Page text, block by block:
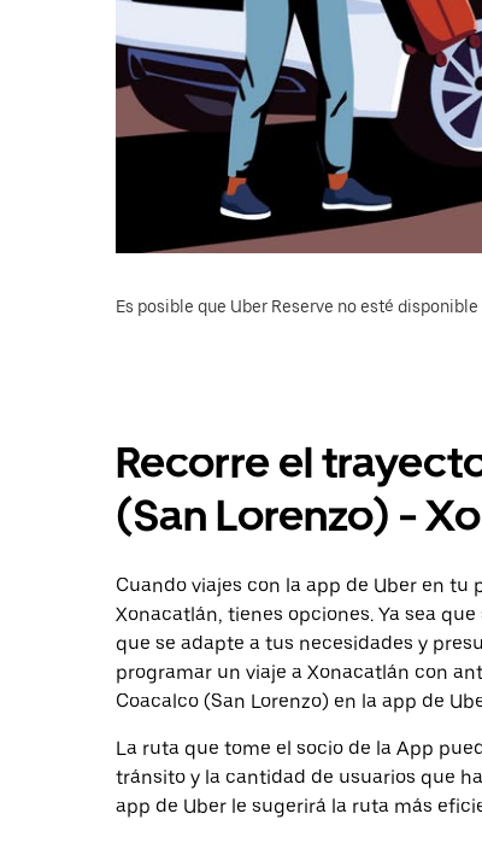
Es posible que Uber Reserve no esté
Recorre el
(San Lorenzo) -
Cuando viajes con la app de Uber en tu
Xonacatlán, tienes opciones. Ya sea
que se adapte a tus necesidades y
programar un viaje a Xonacatlán con
Coacalco (San Lorenzo) en la app de
La ruta que tome el socio de la App
tránsito y la cantidad de usuarios que
app de Uber le sugerirá la ruta más